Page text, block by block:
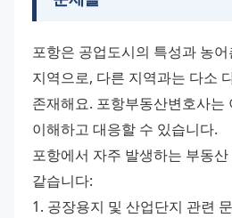
포항은 공업도시의 특성과 농
지역으로, 다른 지역과는 다소
존재해요. 포항부동산변호사는
이해하고 대응할 수 있습니다.
포항에서 자주 발생하는 부동
같습니다:
1. 공장용지 및 산업단지 관련